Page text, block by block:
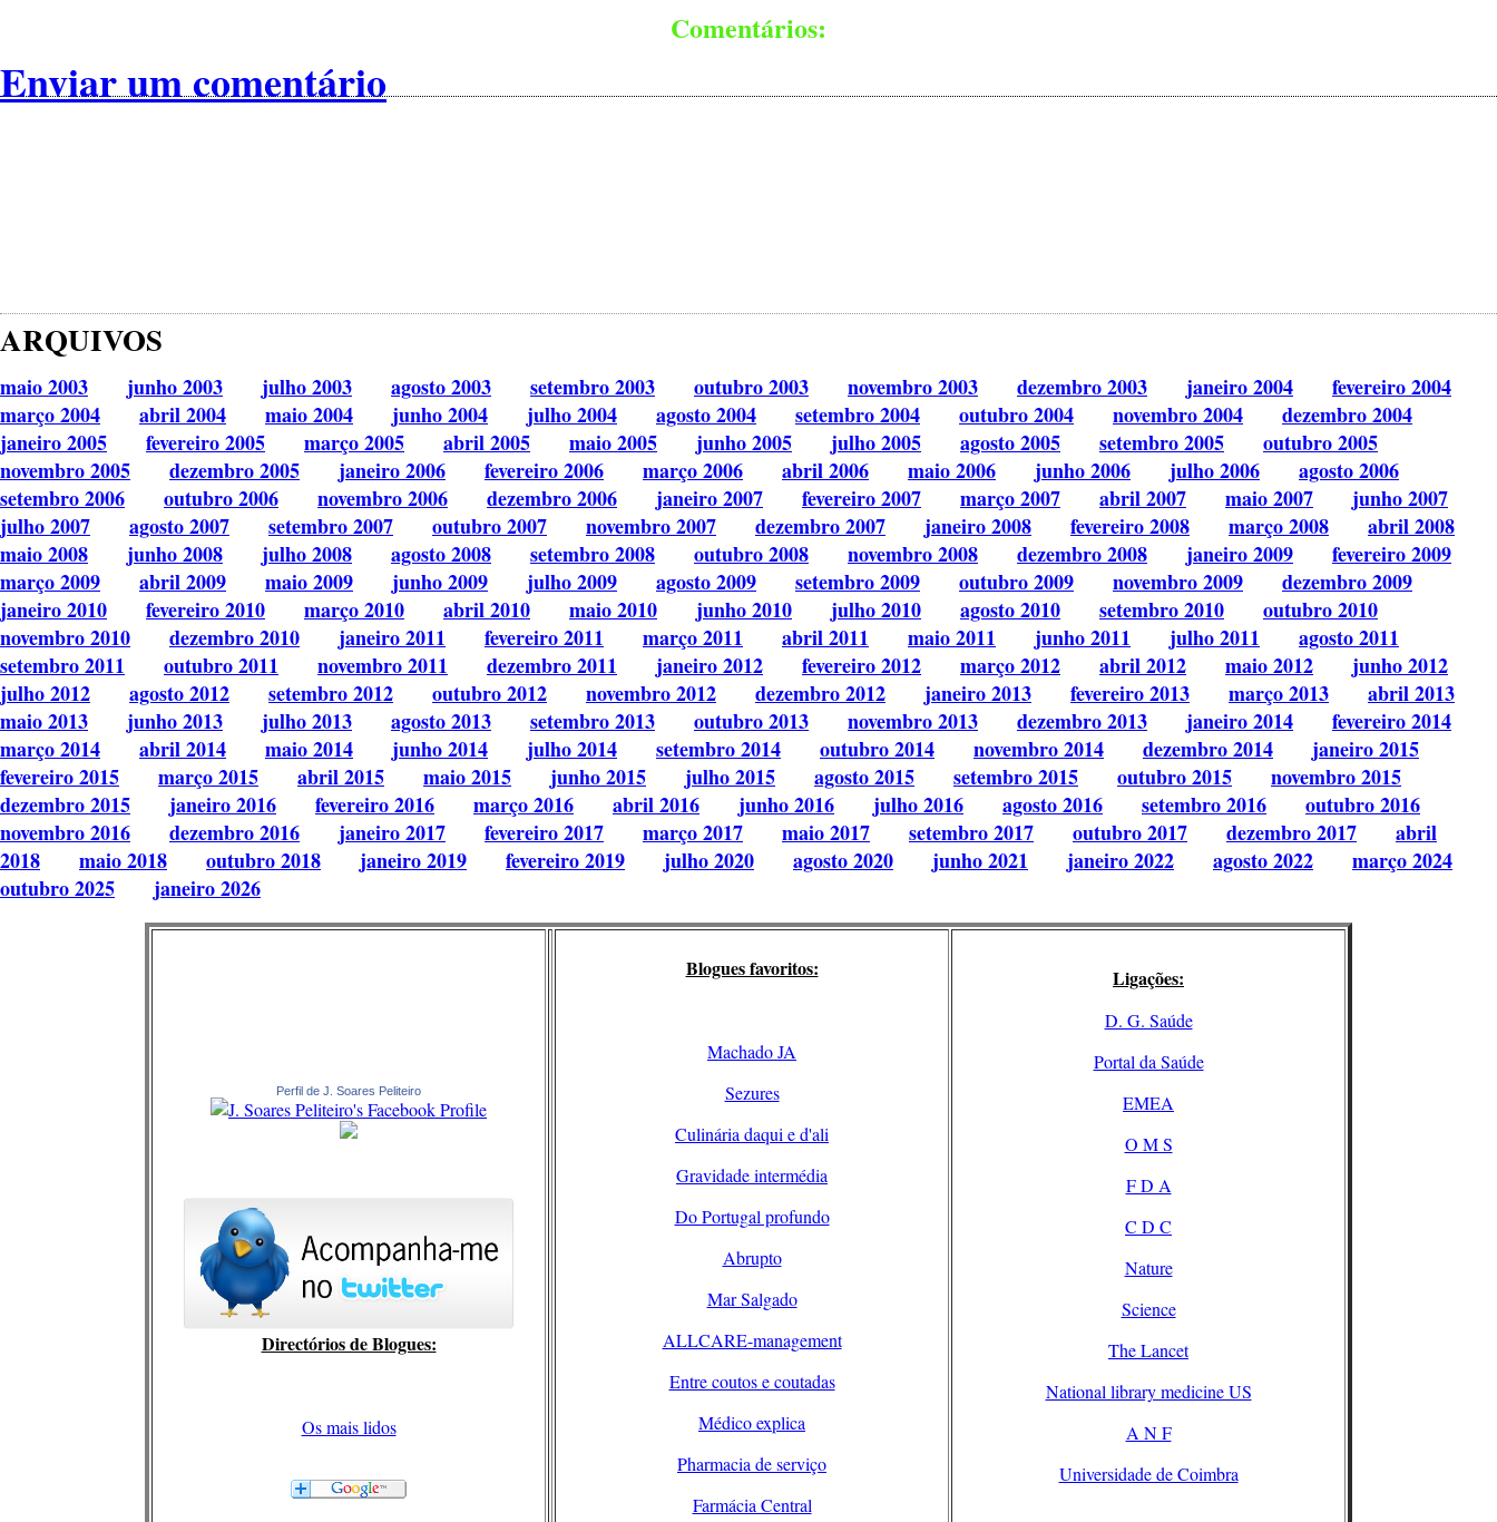
Comentários:
Enviar um comentário
ARQUIVOS
maio 2003 junho 2003 julho 2003 agosto 2003 setembro 2003 outubro 2003 novembro 2003 dezembro 2003 janeiro 2004
fevereiro 2004
março 2004
abril 2004 maio 2004 junho 2004 julho 2004 agosto 2004 setembro 2004 outubro 2004 novembro 2004
dezembro 2004
janeiro 2005
fevereiro 2005 março 2005 abril 2005 maio 2005 junho 2005 julho 2005 agosto 2005 setembro 2005
outubro 2005
novembro 2005
dezembro 2005 janeiro 2006 fevereiro 2006 março 2006 abril 2006 maio 2006 junho 2006 julho 2006
agosto 2006
setembro 2006
outubro 2006 novembro 2006 dezembro 2006 janeiro 2007 fevereiro 2007 março 2007 abril 2007 maio 2007
junho 2007
julho 2007
agosto 2007 setembro 2007 outubro 2007 novembro 2007 dezembro 2007 janeiro 2008 fevereiro 2008 março 2008
abril 2008
maio 2008
junho 2008 julho 2008 agosto 2008 setembro 2008 outubro 2008 novembro 2008 dezembro 2008 janeiro 2009
fevereiro 2009
março 2009
abril 2009 maio 2009 junho 2009 julho 2009 agosto 2009 setembro 2009 outubro 2009 novembro 2009
dezembro 2009
janeiro 2010
fevereiro 2010 março 2010 abril 2010 maio 2010 junho 2010 julho 2010 agosto 2010 setembro 2010
outubro 2010
novembro 2010
dezembro 2010 janeiro 2011 fevereiro 2011 março 2011 abril 2011 maio 2011 junho 2011 julho 2011
agosto 2011
setembro 2011
outubro 2011 novembro 2011 dezembro 2011 janeiro 2012 fevereiro 2012 março 2012 abril 2012 maio 2012
junho 2012
julho 2012
agosto 2012 setembro 2012 outubro 2012 novembro 2012 dezembro 2012 janeiro 2013 fevereiro 2013 março 2013
abril 2013
maio 2013
junho 2013 julho 2013 agosto 2013 setembro 2013 outubro 2013 novembro 2013 dezembro 2013 janeiro 2014
fevereiro 2014
março 2014
abril 2014 maio 2014 junho 2014 julho 2014 setembro 2014 outubro 2014 novembro 2014 dezembro 2014
janeiro 2015
fevereiro 2015
março 2015 abril 2015 maio 2015 junho 2015 julho 2015 agosto 2015 setembro 2015 outubro 2015
novembro 2015
dezembro 2015
janeiro 2016 fevereiro 2016 março 2016 abril 2016 junho 2016 julho 2016 agosto 2016 setembro 2016
outubro 2016
novembro 2016
dezembro 2016 janeiro 2017 fevereiro 2017 março 2017 maio 2017 setembro 2017 outubro 2017 dezembro 2017
abril
2018
maio 2018 outubro 2018 janeiro 2019 fevereiro 2019 julho 2020 agosto 2020 junho 2021 janeiro 2022 agosto 2022
março 2024
outubro 2025
janeiro 2026
Perfil de J. Soares Peliteiro
Directórios de Blogues:
Os mais lidos
Blogues favoritos:
Machado JA
Sezures
Culinária daqui e d'ali
Gravidade intermédia
Do Portugal profundo
Abrupto
Mar Salgado
ALLCARE-management
Entre coutos e coutadas
Médico explica
Pharmacia de serviço
Farmácia Central
Ligações:
D. G. Saúde
Portal da Saúde
EMEA
O M S
F D A
C D C
Nature
Science
The Lancet
National library medicine US
A N F
Universidade de Coimbra